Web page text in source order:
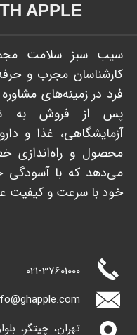
APPLE​​​​​​​
سیب سبز سلامت
کارشناسان مجرب و
فرد در زمینه‌های
پس از فروش به
آزمایشگاهی، غذا و
محصول و راه‌اندازی
می‌دهد که با آسودگی
خود با سرعت و کیفیت
021-37601000